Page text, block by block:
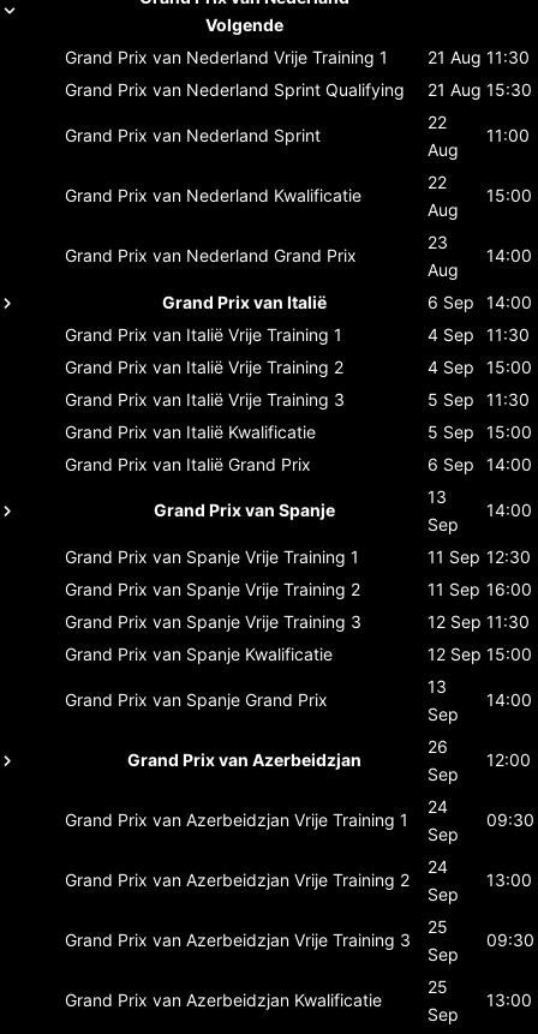
Volgende
Grand Prix van Nederland Vrije Training 1 21 Aug 11:30
Grand Prix van Nederland Sprint Qualifying 21 Aug 15:30
Grand Prix van Nederland Sprint
22
Aug
11:00
Grand Prix van Nederland Kwalificatie
22
Aug
15:00
Grand Prix van Nederland Grand Prix
23
Aug
14:00
Grand Prix van Italië 6 Sep
14:00
Grand Prix van Italië Vrije Training 1 4 Sep
11:30
Grand Prix van Italië Vrije Training 2 4 Sep
15:00
Grand Prix van Italië Vrije Training 3 5 Sep
11:30
Grand Prix van Italië Kwalificatie 5 Sep
15:00
Grand Prix van Italië Grand Prix 6 Sep 14:00
Grand Prix van Spanje
13
Sep
14:00
Grand Prix van Spanje Vrije Training 1 11 Sep 12:30
Grand Prix van Spanje Vrije Training 2 11 Sep 16:00
Grand Prix van Spanje Vrije Training 3 12 Sep 11:30
Grand Prix van Spanje Kwalificatie 12 Sep 15:00
Grand Prix van Spanje Grand Prix
13
Sep
14:00
Grand Prix van Azerbeidzjan
26
Sep
12:00
Grand Prix van Azerbeidzjan Vrije Training 1
24
Sep
09:30
Grand Prix van Azerbeidzjan Vrije Training 2
24
Sep
13:00
Grand Prix van Azerbeidzjan Vrije Training 3
25
Sep
09:30
Grand Prix van Azerbeidzjan Kwalificatie
25
Sep
13:00